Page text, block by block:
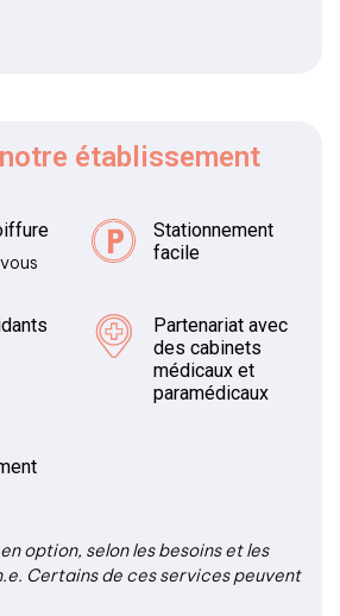
établissement
Stationnement
facile
Partenariat avec
des cabinets
médicaux et
paramédicaux
option, selon les besoins et les
Certains de ces services peuvent